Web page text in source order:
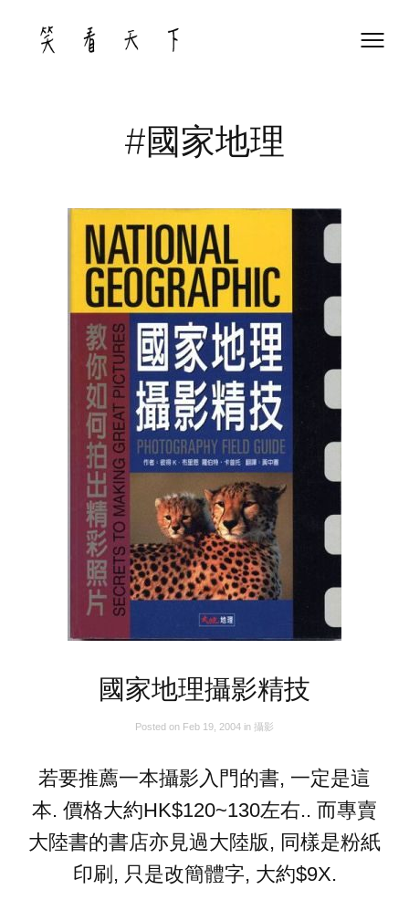
content
#國家地理
國家地理攝影精技
Posted on Feb 19, 2004 in 攝影
若要推薦一本攝影入門的書, 一定是這
本. 價格大約HK$120~130左右.. 而專賣
大陸書的書店亦見過大陸版, 同樣是粉紙
印刷, 只是改簡體字, 大約$9X.